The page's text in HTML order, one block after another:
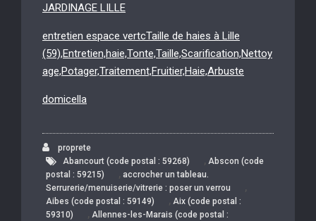
JARDINAGE LILLE
entretien espace vertcTaille de haies à Lille
(59),Entretien,haie,Tonte,Taille,Scarification,Nettoy
age,Potager,Traitement,Fruitier,Haie,Arbuste
domicella
proprete
Abancourt (code postal : 59268)
, Abscon (code
postal : 59215)
, accrocher un tableau.
Serrurerie/menuiserie/vitrerie : poser un verrou
,
Aibes (code postal : 59149) , Aix (code postal :
59310)
, Allennes-les-Marais (code postal :